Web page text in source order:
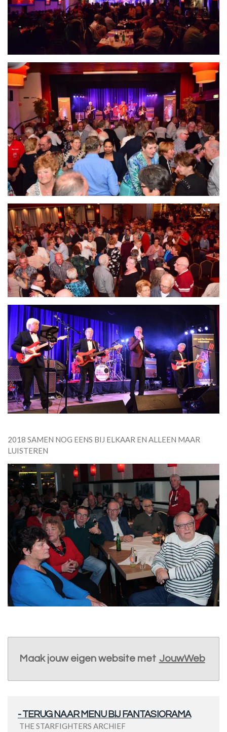
2018 SAMEN NOG EENS BIJ ELKAAR EN ALLEEN MAAR
LUISTEREN
Maak jouw eigen website met JouwWeb
- TERUG NAAR MENU BIJ FANTASIORAMA
THE STARFIGHTERS ARCHIEF